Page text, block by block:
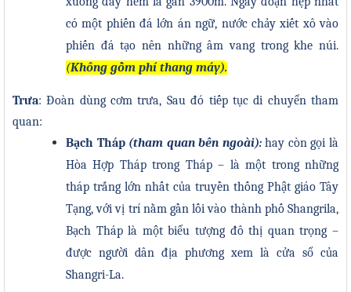
có một phiến đá lớn án ngữ, nước chảy xiết xô vào
phiến đá tạo nên những âm vang trong khe núi.
(Không gồm phí thang máy).
Trưa:Đoàn dùng cơm trưa, Sau đó tiếp tục di chuyển tham
quan:
Bạch Tháp (tham quan bên ngoài):hay còn gọi là
Hòa Hợp Tháp trong Tháp – là một trong những
tháp trắng lớn nhất của truyền thống Phật giáo Tây
Tạng, với vị trí nằm gần lối vào thành phố Shangrila,
Bạch Tháp là một biểu tượng đô thị quan trọng –
được người dân địa phương xem là cửa sổ của
Shangri-La.